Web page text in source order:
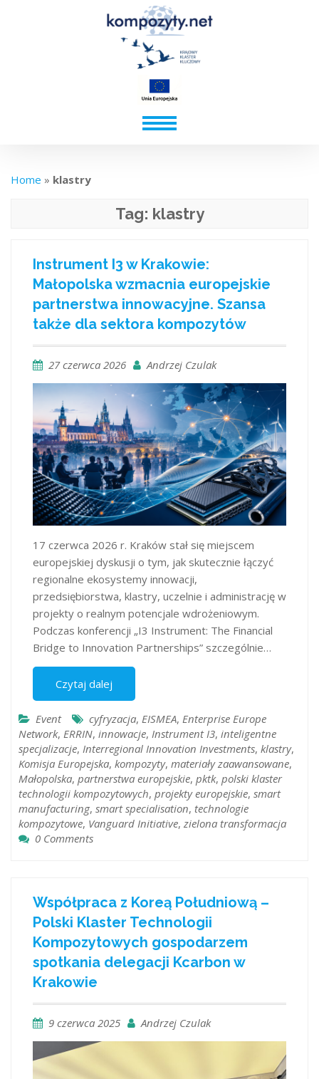
Home » klastry
Tag: klastry
Instrument I3 w Krakowie:
Małopolska wzmacnia europejskie
partnerstwa innowacyjne. Szansa
także dla sektora kompozytów
27 czerwca 2026 Andrzej Czulak
17 czerwca 2026 r. Kraków stał się miejscem
europejskiej dyskusji o tym, jak skutecznie łączyć
regionalne ekosystemy innowacji,
przedsiębiorstwa, klastry, uczelnie i administrację w
projekty o realnym potencjale wdrożeniowym.
Podczas konferencji „I3 Instrument: The Financial
Bridge to Innovation Partnerships” szczególnie…
Czytaj dalej
Event cyfryzacja, EISMEA, Enterprise Europe
Network, ERRIN, innowacje, Instrument I3, inteligentne
specjalizacje, Interregional Innovation Investments, klastry,
Komisja Europejska, kompozyty, materiały zaawansowane,
Małopolska, partnerstwa europejskie, pktk, polski klaster
technologii kompozytowych, projekty europejskie, smart
manufacturing, smart specialisation, technologie
kompozytowe, Vanguard Initiative, zielona transformacja
0 Comments
Współpraca z Koreą Południową –
Polski Klaster Technologii
Kompozytowych gospodarzem
spotkania delegacji Kcarbon w
Krakowie
9 czerwca 2025 Andrzej Czulak